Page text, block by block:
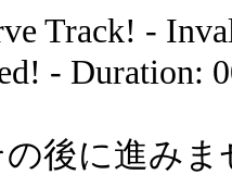
Track! -
-
後に進み